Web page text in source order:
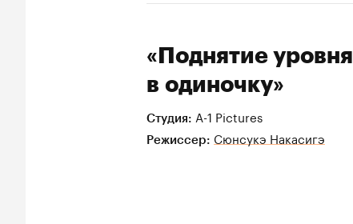
«Поднятие уровня
в одиночку»
Студия: A-1 Pictures
Режиссер: Сюнсукэ Накасигэ